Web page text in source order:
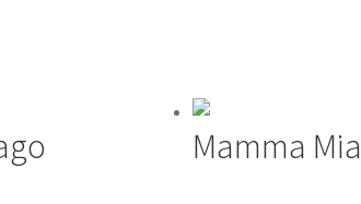
Mamma Mia